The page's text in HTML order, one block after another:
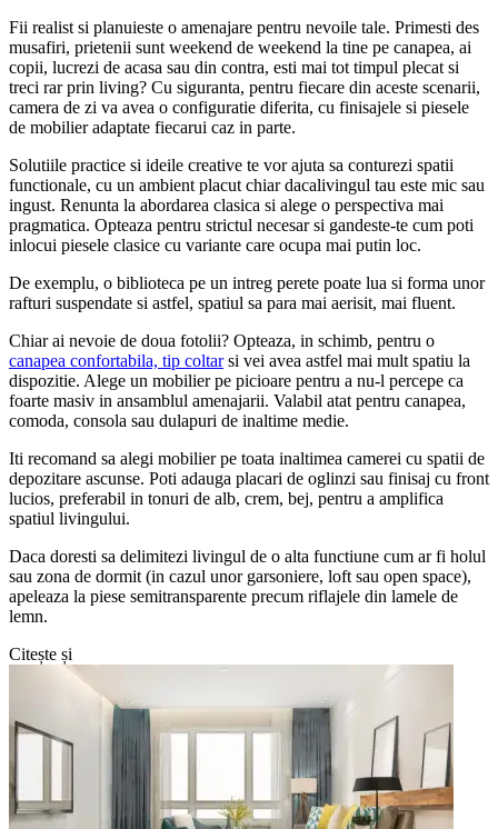
Fii realist si planuieste o amenajare pentru nevoile tale. Primesti des
musafiri, prietenii sunt weekend de weekend la tine pe canapea, ai
copii, lucrezi de acasa sau din contra, esti mai tot timpul plecat si
treci rar prin living? Cu siguranta, pentru fiecare din aceste scenarii,
camera de zi va avea o configuratie diferita, cu finisajele si piesele
de mobilier adaptate fiecarui caz in parte.
Solutiile practice si ideile creative te vor ajuta sa conturezi spatii
functionale, cu un ambient placut chiar dacalivingul tau este mic sau
ingust. Renunta la abordarea clasica si alege o perspectiva mai
pragmatica. Opteaza pentru strictul necesar si gandeste-te cum poti
inlocui piesele clasice cu variante care ocupa mai putin loc.
De exemplu, o biblioteca pe un intreg perete poate lua si forma unor
rafturi suspendate si astfel, spatiul sa para mai aerisit, mai fluent.
Chiar ai nevoie de doua fotolii? Opteaza, in schimb, pentru o
canapea confortabila, tip coltarsi vei avea astfel mai mult spatiu la
dispozitie. Alege un mobilier pe picioare pentru a nu-l percepe ca
foarte masiv in ansamblul amenajarii. Valabil atat pentru canapea,
comoda, consola sau dulapuri de inaltime medie.
Iti recomand sa alegi mobilier pe toata inaltimea camerei cu spatii de
depozitare ascunse. Poti adauga placari de oglinzi sau finisaj cu front
lucios, preferabil in tonuri de alb, crem, bej, pentru a amplifica
spatiul livingului.
Daca doresti sa delimitezi livingul de o alta functiune cum ar fi holul
sau zona de dormit (in cazul unor garsoniere, loft sau open space),
apeleaza la piese semitransparente precum riflajele din lamele de
lemn.
Citește și